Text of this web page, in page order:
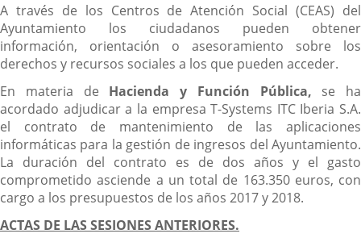
A través de los Centros de Atención Social (CEAS) del
Ayuntamiento los ciudadanos pueden obtener
información, orientación o asesoramiento sobre los
derechos y recursos sociales a los que pueden acceder.
En materia de Hacienda y Función Pública, se ha
acordado adjudicar a la empresa T-Systems ITC Iberia S.A.
el contrato de mantenimiento de las aplicaciones
informáticas para la gestión de ingresos del Ayuntamiento.
La duración del contrato es de dos años y el gasto
comprometido asciende a un total de 163.350 euros, con
cargo a los presupuestos de los años 2017 y 2018.
ACTAS DE LAS SESIONES ANTERIORES.